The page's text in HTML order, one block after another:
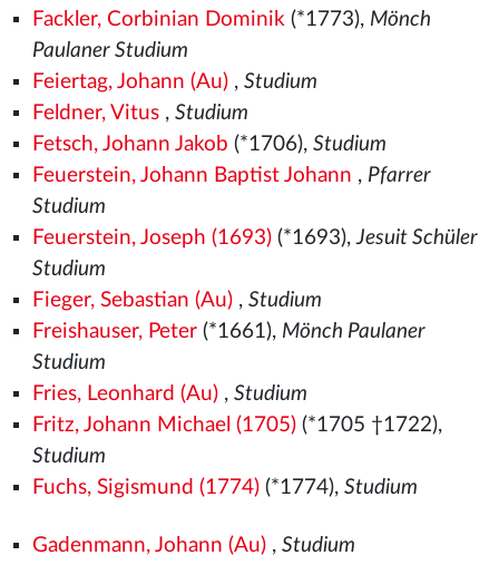
Fackler, Corbinian Dominik(*1773), Mönch
Paulaner Studium
Feiertag, Johann (Au), Studium
Feldner, Vitus, Studium
Fetsch, Johann Jakob (*1706), Studium
Feuerstein, Johann Baptist Johann , Pfarrer
Studium
Feuerstein, Joseph (1693)(*1693),Jesuit Schüler
Studium
Fieger, Sebastian (Au), Studium
Freishauser, Peter(*1661), Mönch Paulaner
Studium
Fries, Leonhard (Au), Studium
Fritz, Johann Michael (1705)(*1705 †1722),
Studium
Fuchs, Sigismund (1774)(*1774), Studium
Gadenmann, Johann (Au), Studium